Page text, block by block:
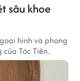
sâu khoe
hình và phong
Tóc Tiên.